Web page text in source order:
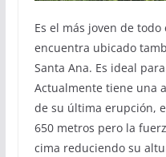
Es el más joven de
encuentra ubicado
Santa Ana. Es ideal
Actualmente tiene una
de su última erupción,
650 metros pero la
cima reduciendo su